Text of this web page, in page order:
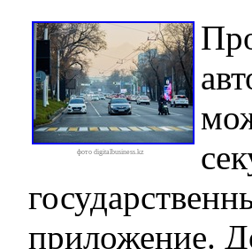
фото digitalbusiness.kz
приложение.